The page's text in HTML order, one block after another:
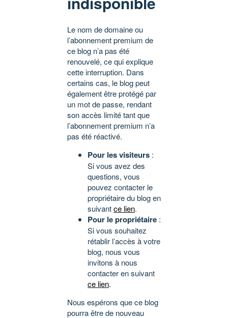
Le nom de domaine ou
l’abonnement premium de
ce blog n’a pas été
renouvelé, ce qui explique
cette interruption. Dans
certains cas, le blog peut
également être protégé par
un mot de passe, rendant
son accès limité tant que
l’abonnement premium n’a
pas été réactivé.
Pour les visiteurs :
Si vous avez des
questions, vous
pouvez contacter le
propriétaire du blog en
suivantce lien.
Pour le propriétaire :
Si vous souhaitez
rétablir l’accès à votre
blog, nous vous
invitons à nous
contacter en suivant
ce lien.
Nous espérons que ce blog
pourra être de nouveau